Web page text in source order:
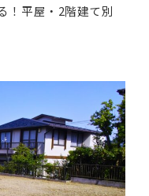
！平屋・2階建て別